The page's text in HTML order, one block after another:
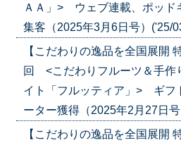
ＡＡ」> ウェブ連載、ポッド
集客（2025年3月6日号）('25/
【こだわりの逸品を全国展開
回 <こだわりフルーツ＆手作
イト「フルッティア」> ギフ
ーター獲得（2025年2月27日
【こだわりの逸品を全国展開